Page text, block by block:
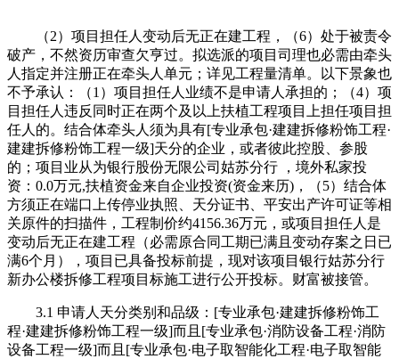
（2）项目担任人变动后无正在建工程，（6）处于被责令
破产，不然资历审查欠亨过。拟选派的项目司理也必需由牵头
人指定并注册正在牵头人单元；详见工程量清单。以下景象也
不予承认：（1）项目担任人业绩不是申请人承担的；（4）项
目担任人违反同时正在两个及以上扶植工程项目上担任项目担
任人的。结合体牵头人须为具有[专业承包·建建拆修粉饰工程·
建建拆修粉饰工程一级]天分的企业，或者彼此控股、参股
的；项目业从为银行股份无限公司姑苏分行 ，境外私家投
资：0.0万元,扶植资金来自企业投资(资金来历)，（5）结合体
方须正在端口上传停业执照、天分证书、平安出产许可证等相
关原件的扫描件，工程制价约4156.36万元，或项目担任人是
变动后无正在建工程（必需原合同工期已满且变动存案之日已
满6个月），项目已具备投标前提，现对该项目银行姑苏分行
新办公楼拆修工程项目标施工进行公开投标。财富被接管。
3.1 申请人天分类别和品级：[专业承包·建建拆修粉饰工
程·建建拆修粉饰工程一级]而且[专业承包·消防设备工程·消防
设备工程一级]而且[专业承包·电子取智能化工程·电子取智能